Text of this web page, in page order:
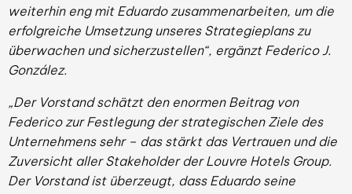
weiterhin eng mit Eduardo zusammenarbeiten, um die
erfolgreiche Umsetzung unseres Strategieplans zu
überwachen und sicherzustellen“, ergänzt Federico J.
González.
„Der Vorstand schätzt den enormen Beitrag von
Federico zur Festlegung der strategischen Ziele des
Unternehmens sehr – das stärkt das Vertrauen und die
Zuversicht aller Stakeholder der Louvre Hotels Group.
Der Vorstand ist überzeugt, dass Eduardo seine